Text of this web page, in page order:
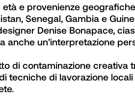
e provenienze
Senegal, Gambia e
Denise Bonapace,
anche un’interpretazione
di contaminazione creativa
tecniche di lavorazione